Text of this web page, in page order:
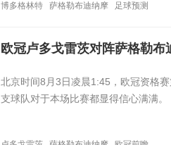
博多格林特 萨格勒布迪纳摩 足球预测
欧冠卢多戈雷茨对阵萨格勒
北京时间8月3日凌晨1:45，欧冠资格
支球队对于本场比赛都显得信心满满。